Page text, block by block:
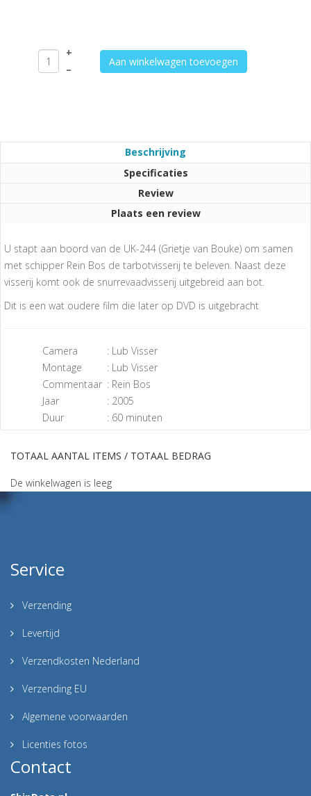
+
–
Aan winkelwagen toevoegen
Beschrijving
Specificaties
Review
Plaats een review
U stapt aan boord van de UK-244 (Grietje van Bouke) om samen
met schipper Rein Bos de tarbotvisserij te beleven. Naast deze
visserij komt ook de snurrevaadvisserij uitgebreid aan bot.
Dit is een wat oudere film die later op DVD is uitgebracht
Camera
: Lub Visser
Montage
: Lub Visser
Commentaar : Rein Bos
Jaar
: 2005
Duur
: 60 minuten
TOTAAL AANTAL ITEMS / TOTAAL BEDRAG
De winkelwagen is leeg
Service
Verzending
Levertijd
Verzendkosten Nederland
Verzending EU
Algemene voorwaarden
Licenties fotos
Contact